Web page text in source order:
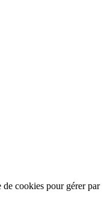
cookies pour gérer par